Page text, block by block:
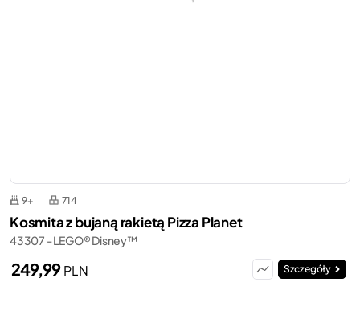
9+ 714
Kosmita z bujaną rakietą Pizza Planet
43307 - LEGO® Disney™
249,99PLN Szczegóły